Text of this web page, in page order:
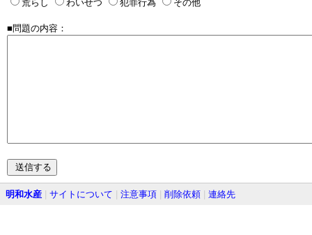
荒らし
わいせつ 犯罪行為 その他
■問題の内容：
明和水産 サイトについて 注意事項 削除依頼 連絡先